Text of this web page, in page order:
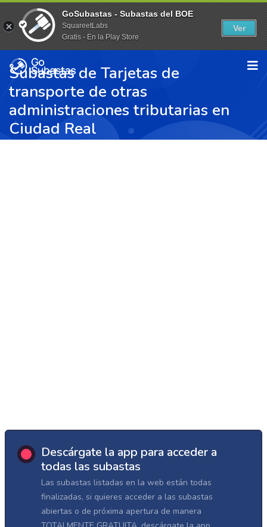
Subastas de Tarjetas de
transporte de otras
administraciones tributarias en
Ciudad Real
Descárgate la app para acceder a
todas las subastas
Las subastas listadas en la web están todas
finalizadas, si quieres acceder a las subastas
abiertas o de próxima apertura de manera
GoSubastas - Subastas del BOE
SquareetLabs
Gratis - En la Play Store
Ver